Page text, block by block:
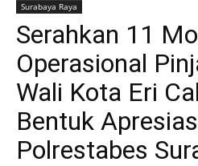
Surabaya Raya
Serahkan 11
Operasional
Wali Kota Eri
Bentuk
Polrestabes